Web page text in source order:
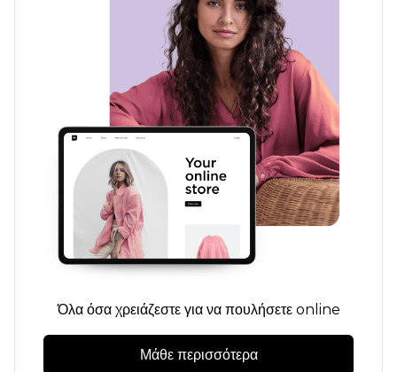
Όλα όσα χρειάζεστε για να πουλήσετε online
Μάθε περισσότερα